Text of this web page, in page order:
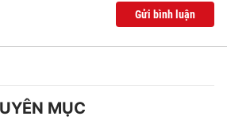
Gửi bình luận
MỤC